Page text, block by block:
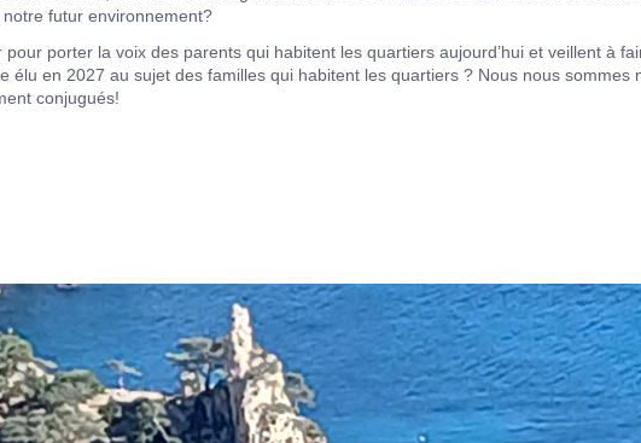
futur environnement?
porter la voix des parents qui habitent les quartiers aujourd’hui et veillent à
élu en 2027 au sujet des familles qui habitent les quartiers ? Nous nous
conjugués!